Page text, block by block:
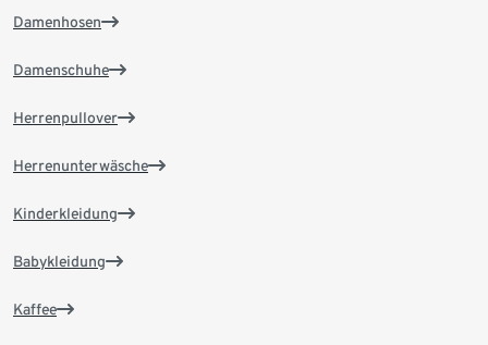
Damenhosen
Damenschuhe
Herrenpullover
Herrenunterwäsche
Kinderkleidung
Babykleidung
Kaffee